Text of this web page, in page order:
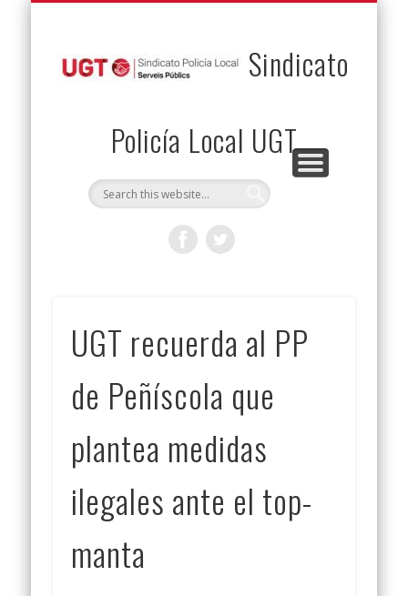
Sindicato
Policía Local UGT
UGT recuerda al PP
de Peñíscola que
plantea medidas
ilegales ante el top-
manta